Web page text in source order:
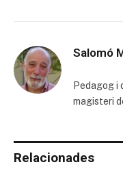
Salomó
Pedagog i
magisteri
Relacionades